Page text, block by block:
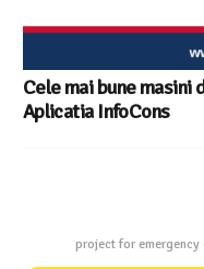
project for emergency